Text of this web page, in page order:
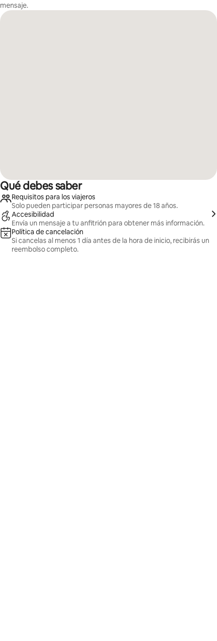
mensaje.
Qué debes saber
Requisitos para los viajeros
Solo pueden participar personas mayores de 18 años.
Accesibilidad
Envía un mensaje a tu anfitrión para obtener más información.
Política de cancelación
Si cancelas al menos 1 día antes de la hora de inicio, recibirás un
reembolso completo.